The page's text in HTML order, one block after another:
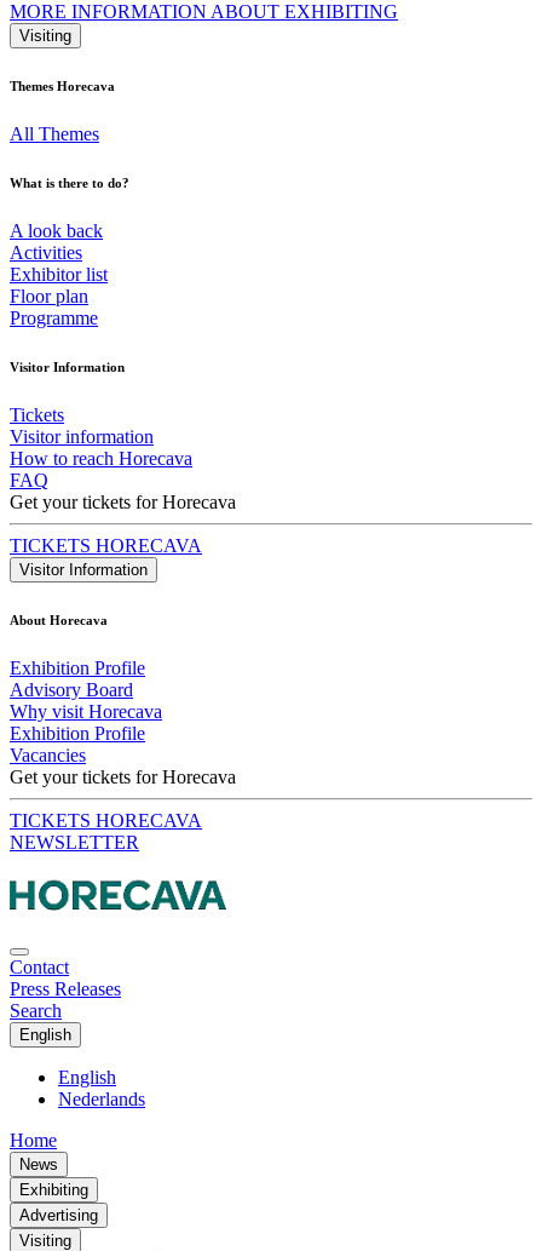
MORE INFORMATION ABOUT EXHIBITING
Visiting
Themes Horecava
All Themes
What is there to do?
A look back
Activities
Exhibitor list
Floor plan
Programme
Visitor Information
Tickets
Visitor information
How to reach Horecava
FAQ
Get your tickets for Horecava
TICKETS HORECAVA
Visitor Information
About Horecava
Exhibition Profile
Advisory Board
Why visit Horecava
Exhibition Profile
Vacancies
Get your tickets for Horecava
TICKETS HORECAVA
NEWSLETTER
Contact
Press Releases
Search
English
English
Nederlands
Home
News
Exhibiting
Advertising
Visiting